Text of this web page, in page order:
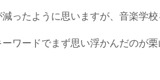
ったように思いますが、音楽学
ワードでまず思い浮かんだのが